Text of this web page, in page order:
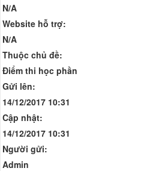
N/A
Website hỗ trợ:
N/A
Thuộc chủ đề:
Điểm thi học phần
Gửi lên:
14/12/2017 10:31
Cập nhật:
14/12/2017 10:31
Người gửi:
Admin